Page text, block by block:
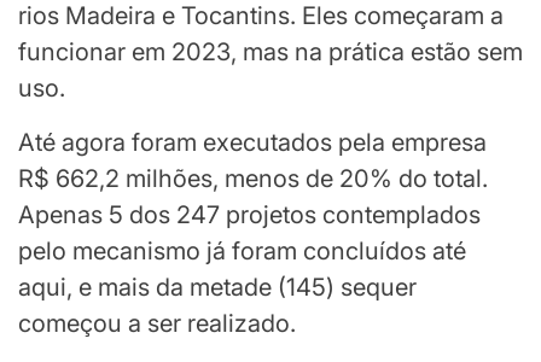
rios Madeira e Tocantins. Eles começaram a
funcionar em 2023, mas na prática estão sem
uso.
Até agora foram executados pela empresa
R$ 662,2 milhões, menos de 20% do total.
Apenas 5 dos 247 projetos contemplados
pelo mecanismo já foram concluídos até
aqui, e mais da metade (145) sequer
começou a ser realizado.